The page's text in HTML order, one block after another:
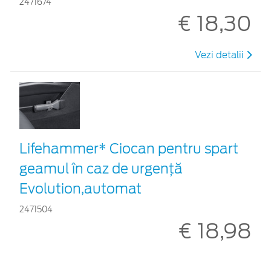
2471674
€ 18,30
Vezi detalii
Lifehammer* Ciocan pentru spart
geamul în caz de urgenţă
Evolution,automat
2471504
€ 18,98